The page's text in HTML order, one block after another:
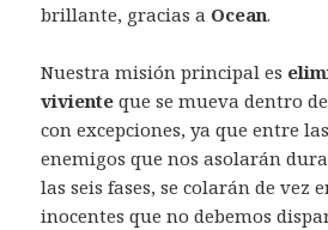
brillante, gracias a Ocean.
Nuestra misión principal es
viviente que se mueva dentro
con excepciones, ya que entre
enemigos que nos asolarán
las seis fases, se colarán de vez
inocentes que no debemos